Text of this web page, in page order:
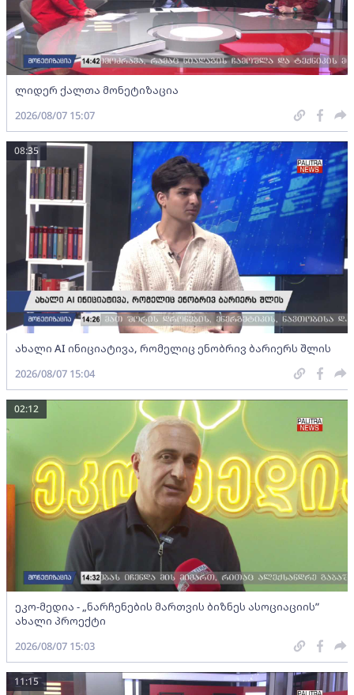
ლიდერ ქალთა მონეტიზაცია
2026/08/07 15:07
ახალი AI ინიციატივა, რომელიც ენობრივ ბარიერს შლის
08:35
2026/08/07 15:04
ეკო-მედია - „ნარჩენების მართვის ბიზნეს ასოციაციის”
ახალი პროექტი
02:12
2026/08/07 15:03
11:15